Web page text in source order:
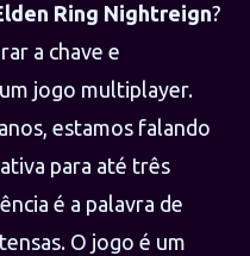
Ring Nightreign?
a chave e
jogo multiplayer.
estamos falando
para até três
é a palavra de
O jogo é um